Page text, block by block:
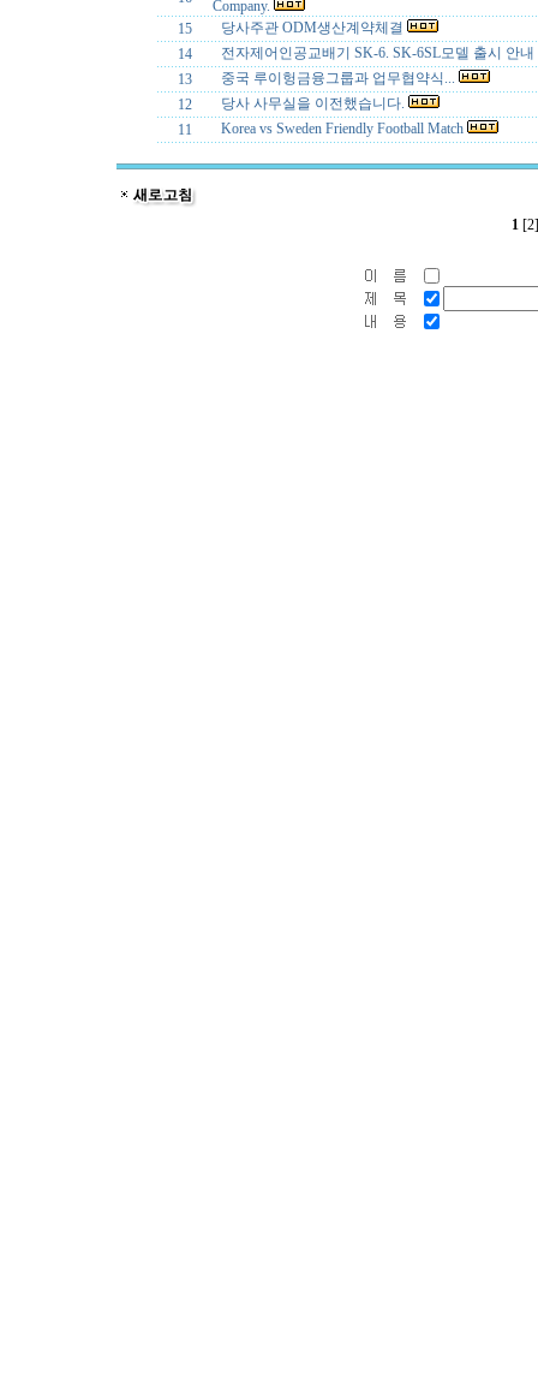
Company.
15
당사주관 ODM생산계약체결
14
전자제어인공교배기 SK-6. SK-6SL모델 출시 안내
13
중국 루이헝금융그룹과 업무협약식...
12
당사 사무실을 이전했습니다.
11
Korea vs Sweden Friendly Football Match
1 [2]